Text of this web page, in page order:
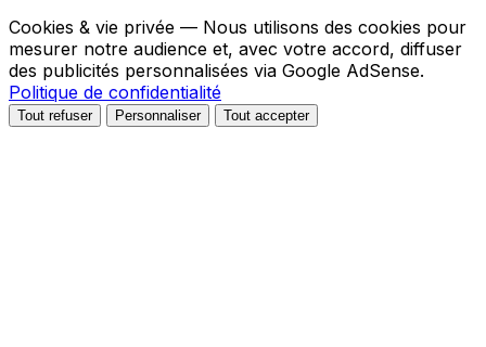
Cookies & vie privée — Nous utilisons des cookies pour
mesurer notre audience et, avec votre accord, diffuser
des publicités personnalisées via Google AdSense.
Politique de confidentialité
Tout refuser Personnaliser Tout accepter